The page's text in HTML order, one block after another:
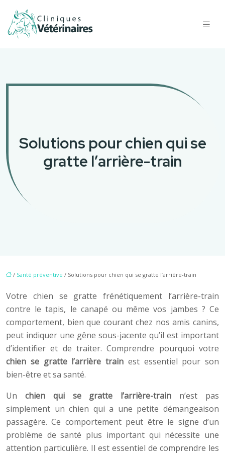
Solutions pour chien qui se
gratte l’arrière-train
/ Santé préventive / Solutions pour chien qui se gratte l’arrière-train
Votre chien se gratte frénétiquement l’arrière-train
contre le tapis, le canapé ou même vos jambes ? Ce
comportement, bien que courant chez nos amis canins,
peut indiquer une gêne sous-jacente qu’il est important
d’identifier et de traiter. Comprendre pourquoi votre
chien se gratte l’arrière train est essentiel pour son
bien-être et sa santé.
Un chien qui se gratte l’arrière-train n’est pas
simplement un chien qui a une petite démangeaison
passagère. Ce comportement peut être le signe d’un
problème de santé plus important qui nécessite une
attention particulière. Il est essentiel de comprendre les